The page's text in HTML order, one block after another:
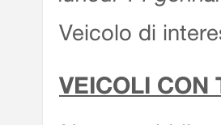
Veicolo di
VEICOLI CON